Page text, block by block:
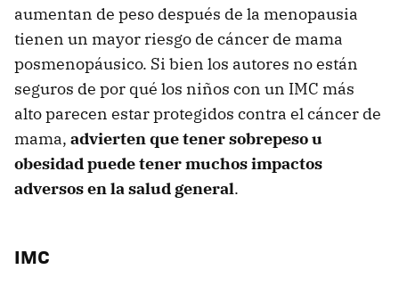
aumentan de peso después de la menopausia
tienen un mayor riesgo de cáncer de mama
posmenopáusico. Si bien los autores no están
seguros de por qué los niños con un IMC más
alto parecen estar protegidos contra el cáncer de
mama, advierten que tener sobrepeso u
obesidad puede tener muchos impactos
adversos en la salud general.
IMC